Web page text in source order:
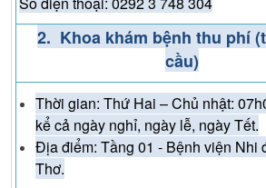
ĐOÀN VIÊN THANH NIÊN BỆNH
THÀNH PHỐ CẦN THƠ THAM GIA CÁC
KỶ NIỆM 79 NĂM NGÀY THƯƠNG
KẾT NỐI YÊU THƯƠNG – CHUNG
ĐẾN NHỮNG BƯỚC CHÂN KHỎE
EM
2. Khoa khám bệnh thu phí
cầu)
Thời gian: Thứ Hai – Chủ nhật:
kể cả ngày nghỉ, ngày lễ, ngày Tết.
Địa điểm: Tầng 01 - Bệnh viện Nhi
Thơ.